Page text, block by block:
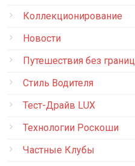
Коллекционирование
Новости
Путешествия без границ
Стиль Водителя
Тест-Драйв LUX
Технологии Роскоши
Частные Клубы